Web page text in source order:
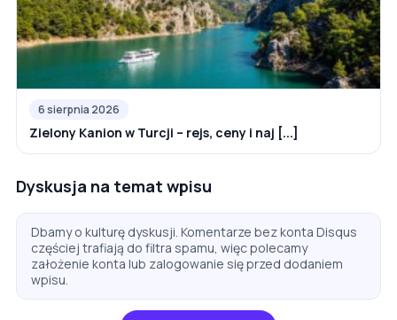
6 sierpnia 2026
Zielony Kanion w Turcji – rejs, ceny i naj [...]
Dyskusja na temat wpisu
Dbamy o kulturę dyskusji. Komentarze bez konta Disqus
częściej trafiają do filtra spamu, więc polecamy
założenie konta lub zalogowanie się przed dodaniem
wpisu.